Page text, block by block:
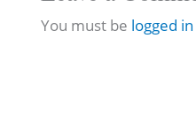
You must be logged in